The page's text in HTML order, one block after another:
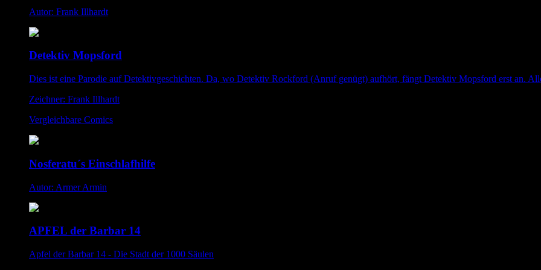
Autor: Frank Illhardt
Detektiv Mopsford
Dies ist eine Parodie auf Detektivgeschichten. Da, wo Detektiv Rockford (Anruf genügt) aufhört, fängt Detektiv Mopsford erst an.
Zeichner: Frank Illhardt
Vergleichbare Comics
Nosferatu´s Einschlafhilfe
Autor: Armer Armin
APFEL der Barbar 14
Apfel der Barbar 14 - Die Stadt der 1000 Säulen